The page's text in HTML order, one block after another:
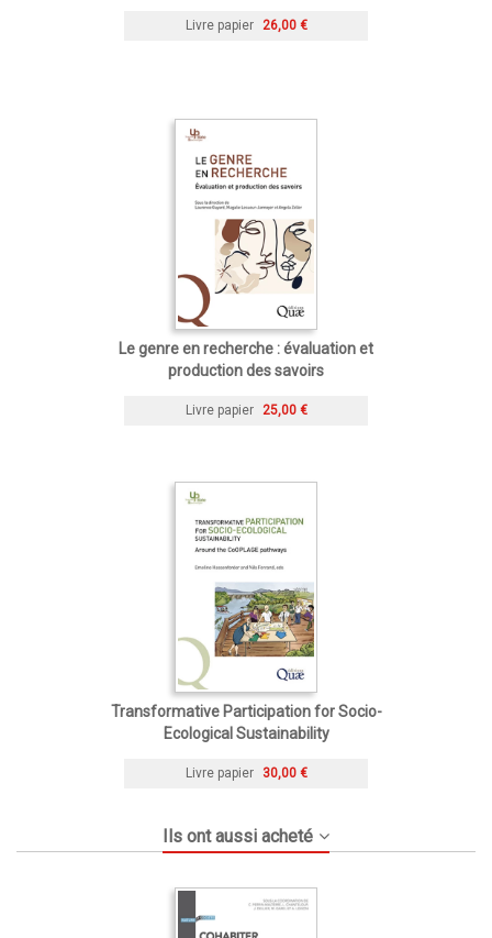
Livre papier 26,00 €
Le genre en recherche : évaluation et
production des savoirs
Livre papier 25,00 €
Transformative Participation for Socio-
Ecological Sustainability
Livre papier 30,00 €
Ils ont aussi acheté